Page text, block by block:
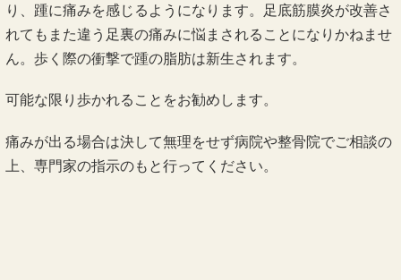
り、踵に痛みを感じるようになります。足底筋膜炎が改善さ
れてもまた違う足裏の痛みに悩まされることになりかねませ
ん。歩く際の衝撃で踵の脂肪は新生されます。
可能な限り歩かれることをお勧めします。
痛みが出る場合は決して無理をせず病院や整骨院でご相談の
上、専門家の指示のもと行ってください。